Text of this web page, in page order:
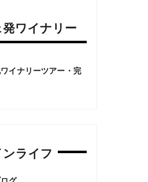
ワイナリー
イナリーツアー・完
ライフ